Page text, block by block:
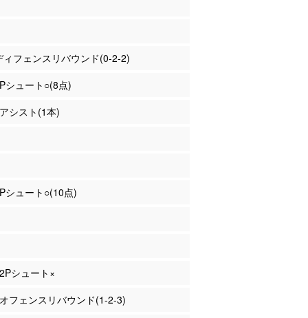
ィフェンスリバウンド(0-2-2)
シュート○(8点)
シスト(1本)
シュート○(10点)
シュート×
フェンスリバウンド(1-2-3)